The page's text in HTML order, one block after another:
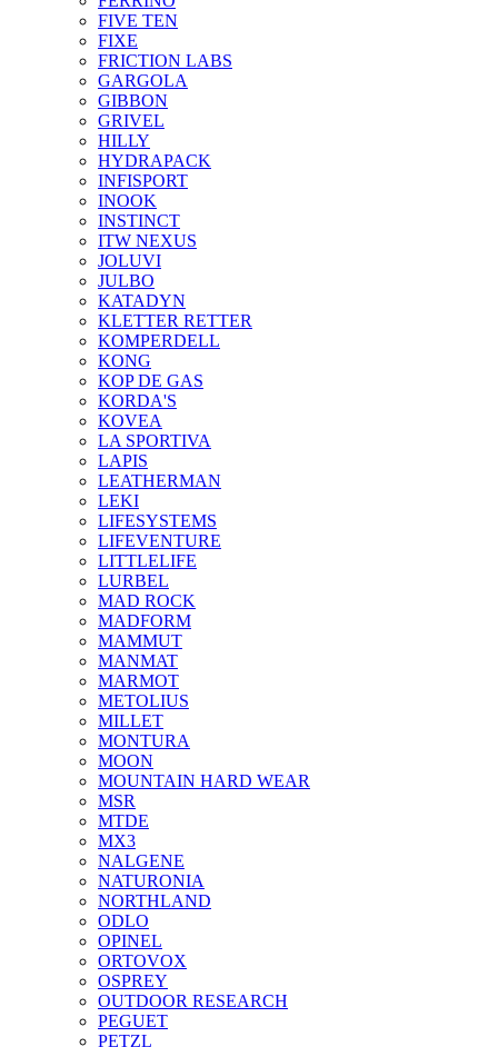
FIVE TEN
FIXE
FRICTION LABS
GARGOLA
GIBBON
GRIVEL
HILLY
HYDRAPACK
INFISPORT
INOOK
INSTINCT
ITW NEXUS
JOLUVI
JULBO
KATADYN
KLETTER RETTER
KOMPERDELL
KONG
KOP DE GAS
KORDA'S
KOVEA
LA SPORTIVA
LAPIS
LEATHERMAN
LEKI
LIFESYSTEMS
LIFEVENTURE
LITTLELIFE
LURBEL
MAD ROCK
MADFORM
MAMMUT
MANMAT
MARMOT
METOLIUS
MILLET
MONTURA
MOON
MOUNTAIN HARD WEAR
MSR
MTDE
MX3
NALGENE
NATURONIA
NORTHLAND
ODLO
OPINEL
ORTOVOX
OSPREY
OUTDOOR RESEARCH
PEGUET
PETZL